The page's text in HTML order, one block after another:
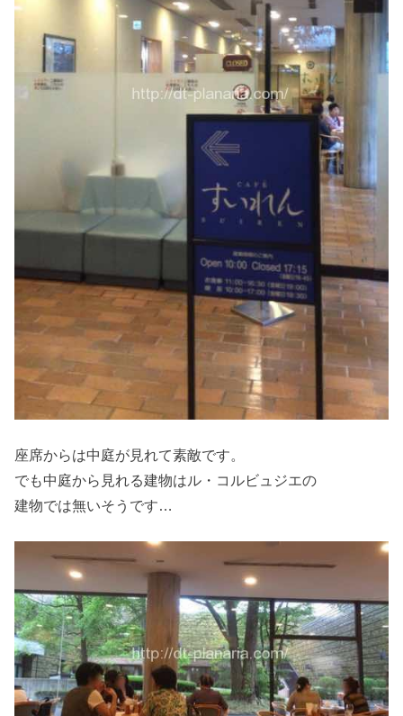
座席からは中庭が見れて素敵です。
でも中庭から見れる建物はル・コルビュジエの
建物では無いそうです…